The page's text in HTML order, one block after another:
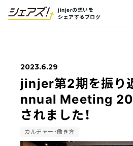
jinjerの想いを
シェアするブログ
新卒採用
キャリア採用
プロダクト採用
採用ブログシェアズ！
2023.6.29
jinjer第2期を振り
nnual Meeting
されました！
カルチャー・働き方